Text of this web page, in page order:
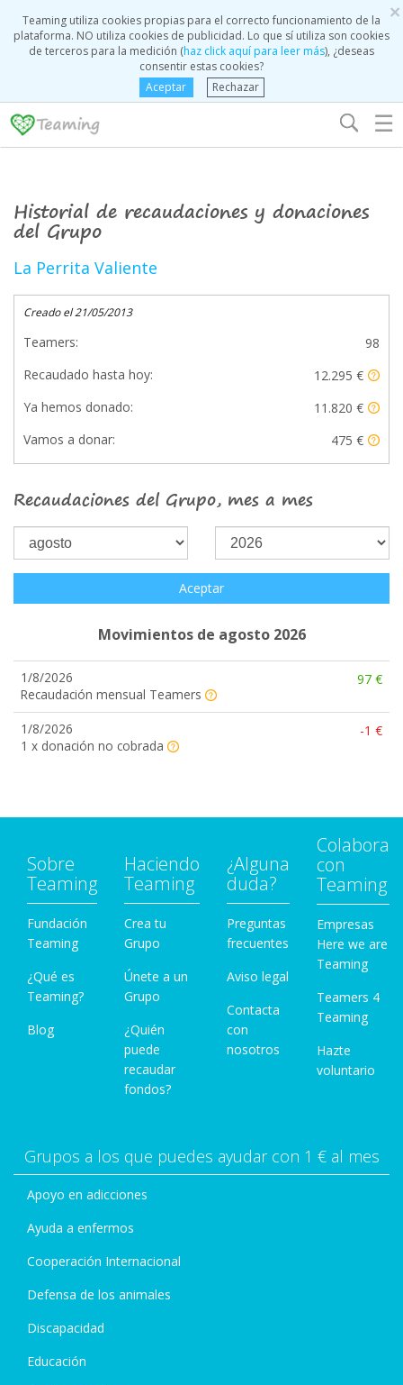
×
Teaming utiliza cookies propias para el correcto funcionamiento de la
plataforma. NO utiliza cookies de publicidad. Lo que sí utiliza son cookies
de terceros para la medición (haz click aquí para leer más), ¿deseas
consentir estas cookies?
Aceptar
Rechazar
☰
Historial de recaudaciones y donaciones
del Grupo
La Perrita Valiente
Creado el 21/05/2013
Teamers:
98
Recaudado hasta hoy:
12.295 €
Ya hemos donado:
11.820 €
Vamos a donar:
475 €
Recaudaciones del Grupo, mes a mes
Aceptar
Movimientos de agosto 2026
1/8/2026
Recaudación mensual Teamers
97 €
1/8/2026
1 x donación no cobrada
-1 €
Sobre
Teaming
Fundación
Teaming
¿Qué es
Teaming?
Blog
Haciendo
Teaming
Crea tu
Grupo
Únete a un
Grupo
¿Quién
puede
recaudar
fondos?
¿Alguna
duda?
Preguntas
frecuentes
Aviso legal
Contacta
con
nosotros
Colabora
con
Teaming
Empresas
Here we are
Teaming
Teamers 4
Teaming
Hazte
voluntario
Grupos a los que puedes ayudar con 1 € al mes
Apoyo en adicciones
Ayuda a enfermos
Cooperación Internacional
Defensa de los animales
Discapacidad
Educación